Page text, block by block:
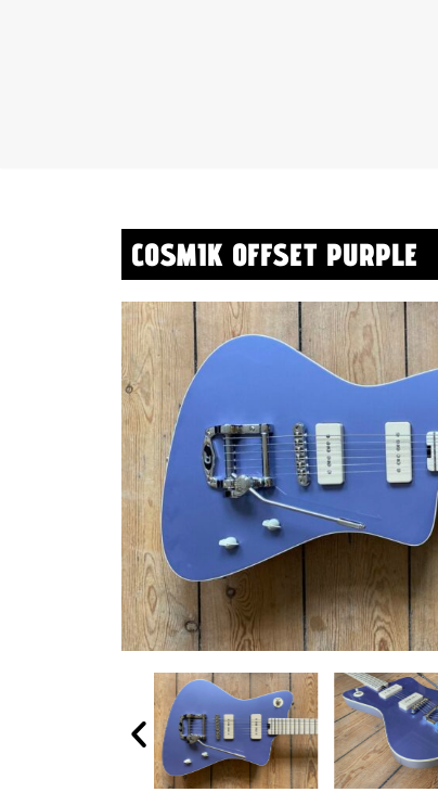
COSMIK OFFSET PURPLE